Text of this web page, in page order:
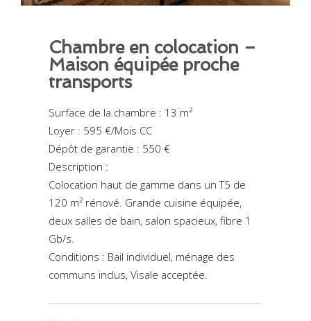
Chambre en colocation –
Maison équipée proche
transports
Surface de la chambre : 13 m²
Loyer : 595 €/Mois CC
Dépôt de garantie : 550 €
Description :
Colocation haut de gamme dans un T5 de
120 m² rénové. Grande cuisine équipée,
deux salles de bain, salon spacieux, fibre 1
Gb/s.
Conditions : Bail individuel, ménage des
communs inclus, Visale acceptée.